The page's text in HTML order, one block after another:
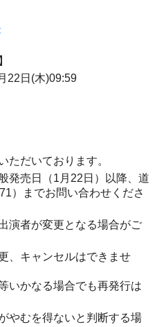
22日(木)09:59
だいております。
発売日（1月22日）以降、道
）までお問い合わせくださ
演者が変更となる場合がご
、キャンセルはできませ
いかなる場合でも再発行は
やむを得ないと判断する場